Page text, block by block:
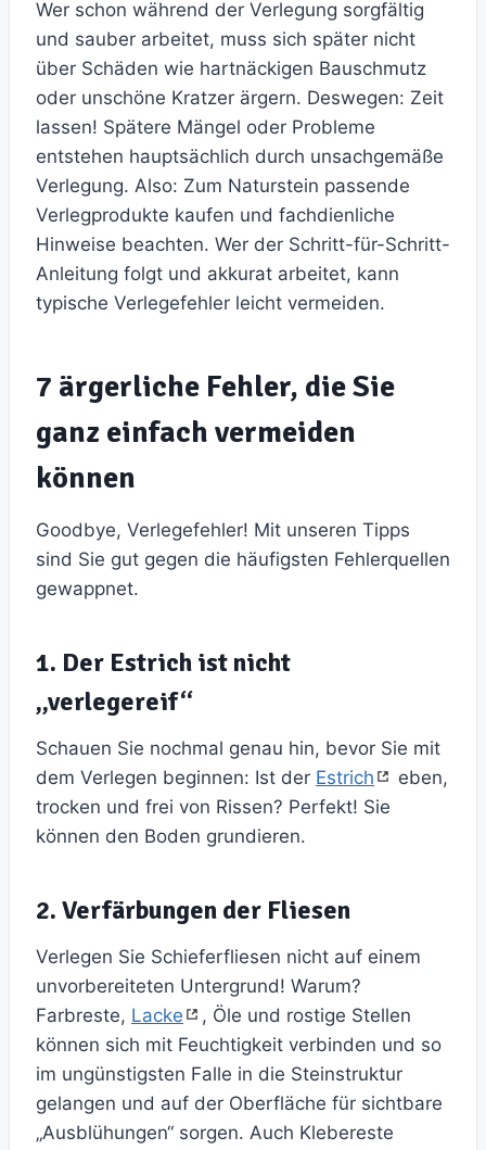
Wer schon während der Verlegung sorgfältig
und sauber arbeitet, muss sich später nicht
über Schäden wie hartnäckigen Bauschmutz
oder unschöne Kratzer ärgern. Deswegen: Zeit
lassen! Spätere Mängel oder Probleme
entstehen hauptsächlich durch unsachgemäße
Verlegung. Also: Zum Naturstein passende
Verlegprodukte kaufen und fachdienliche
Hinweise beachten. Wer der Schritt-für-Schritt-
Anleitung folgt und akkurat arbeitet, kann
typische Verlegefehler leicht vermeiden.
7 ärgerliche Fehler, die Sie
ganz einfach vermeiden
können
Goodbye, Verlegefehler! Mit unseren Tipps
sind Sie gut gegen die häufigsten Fehlerquellen
gewappnet.
1. Der Estrich ist nicht
„verlegereif“
Schauen Sie nochmal genau hin, bevor Sie mit
dem Verlegen beginnen: Ist der Estrich
eben,
trocken und frei von Rissen? Perfekt! Sie
können den Boden grundieren.
2. Verfärbungen der Fliesen
Verlegen Sie Schieferfliesen nicht auf einem
unvorbereiteten Untergrund! Warum?
Farbreste, Lacke
, Öle und rostige Stellen
können sich mit Feuchtigkeit verbinden und so
im ungünstigsten Falle in die Steinstruktur
gelangen und auf der Oberfläche für sichtbare
„Ausblühungen“ sorgen. Auch Klebereste